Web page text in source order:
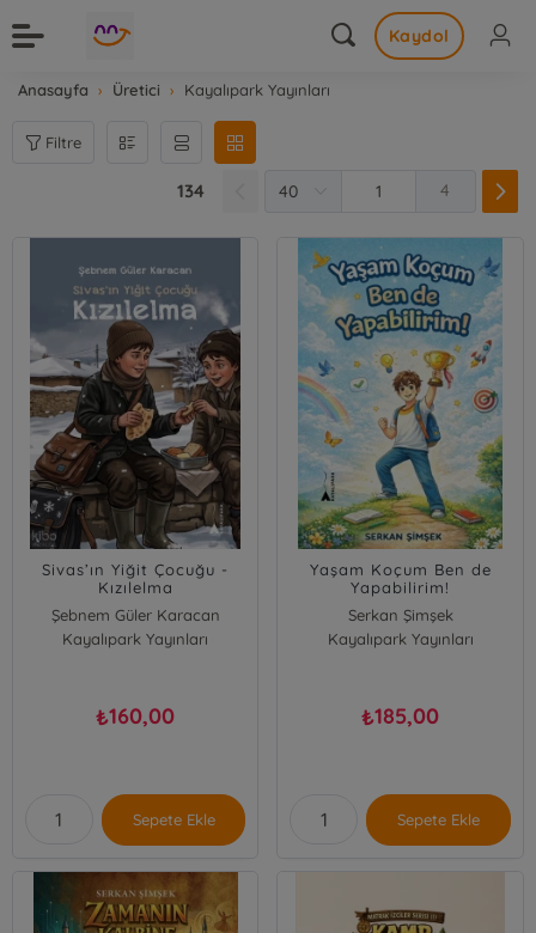
Kaydol
Anasayfa Üretici Kayalıpark Yayınları
Filtre
134 4
Sivas’ın Yiğit Çocuğu -
Kızılelma
Şebnem Güler Karacan
Kayalıpark Yayınları
₺160,00
Sepete Ekle
Yaşam Koçum Ben de
Yapabilirim!
Serkan Şimşek
Kayalıpark Yayınları
₺185,00
Sepete Ekle